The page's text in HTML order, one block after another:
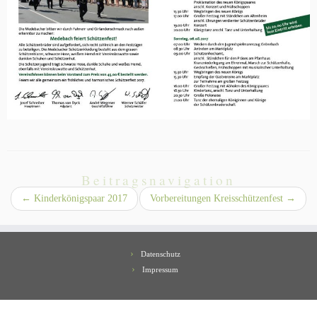
Beitragsnavigation
← Kinderkönigspaar 2017 Vorbereitungen Kreisschützenfest →
Datenschutz
Impressum